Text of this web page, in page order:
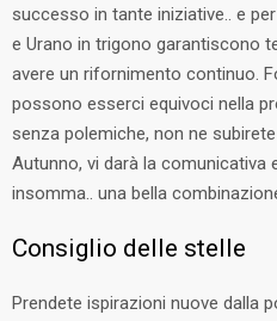
successo in tante iniziative.. e
e Urano in trigono garantiscono
avere un rifornimento continuo.
possono esserci equivoci nella
senza polemiche, non ne
Autunno, vi darà la comunicativa
insomma.. una bella
Consiglio delle stelle
Prendete ispirazioni nuove dalla